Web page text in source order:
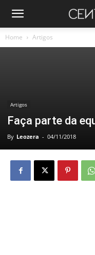
Home Artigos
Artigos
Faça parte da
By Leozera - 04/11/2018